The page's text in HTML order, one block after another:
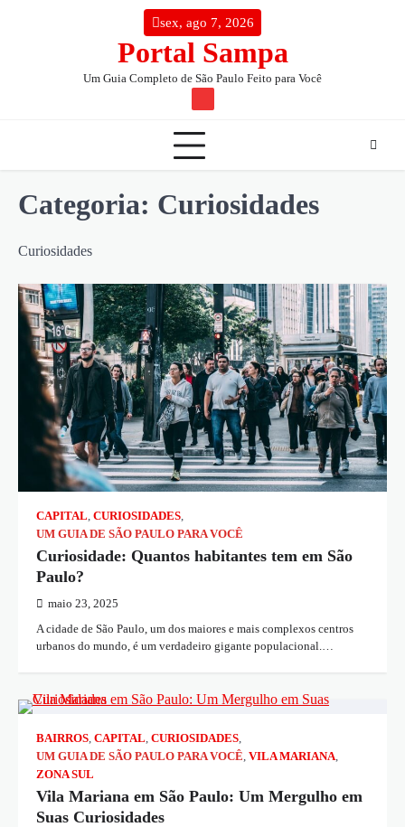
sex, ago 7, 2026
Portal Sampa
Um Guia Completo de São Paulo Feito para Você
TW
Categoria: Curiosidades
Curiosidades
CAPITAL, CURIOSIDADES,
UM GUIA DE SÃO PAULO PARA VOCÊ
Curiosidade: Quantos habitantes tem em São
Paulo?
maio 23, 2025
A cidade de São Paulo, um dos maiores e mais complexos centros
urbanos do mundo, é um verdadeiro gigante populacional.…
BAIRROS, CAPITAL, CURIOSIDADES,
UM GUIA DE SÃO PAULO PARA VOCÊ, VILA MARIANA,
ZONA SUL
Vila Mariana em São Paulo: Um Mergulho em
Suas Curiosidades